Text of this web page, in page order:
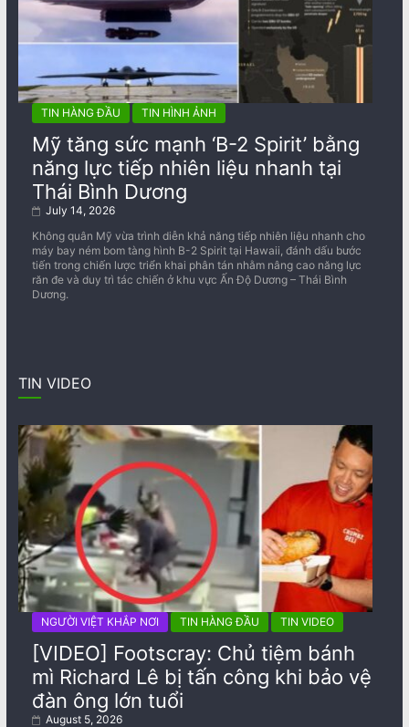
TIN HÀNG ĐẦU TIN HÌNH ẢNH
Mỹ tăng sức mạnh ‘B-2 Spirit’ bằng
năng lực tiếp nhiên liệu nhanh tại
Thái Bình Dương
July 14, 2026
Không quân Mỹ vừa trình diễn khả năng tiếp nhiên liệu nhanh cho
máy bay ném bom tàng hình B-2 Spirit tại Hawaii, đánh dấu bước
tiến trong chiến lược triển khai phân tán nhằm nâng cao năng lực
răn đe và duy trì tác chiến ở khu vực Ấn Độ Dương – Thái Bình
Dương.
TIN VIDEO
NGƯỜI VIỆT KHẮP NƠI TIN HÀNG ĐẦU TIN VIDEO
[VIDEO] Footscray: Chủ tiệm bánh
mì Richard Lê bị tấn công khi bảo vệ
đàn ông lớn tuổi
August 5, 2026